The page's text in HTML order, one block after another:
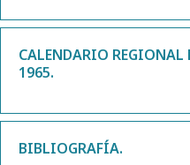
CALENDARIO
1965.
BIBLIOGRAFÍA.